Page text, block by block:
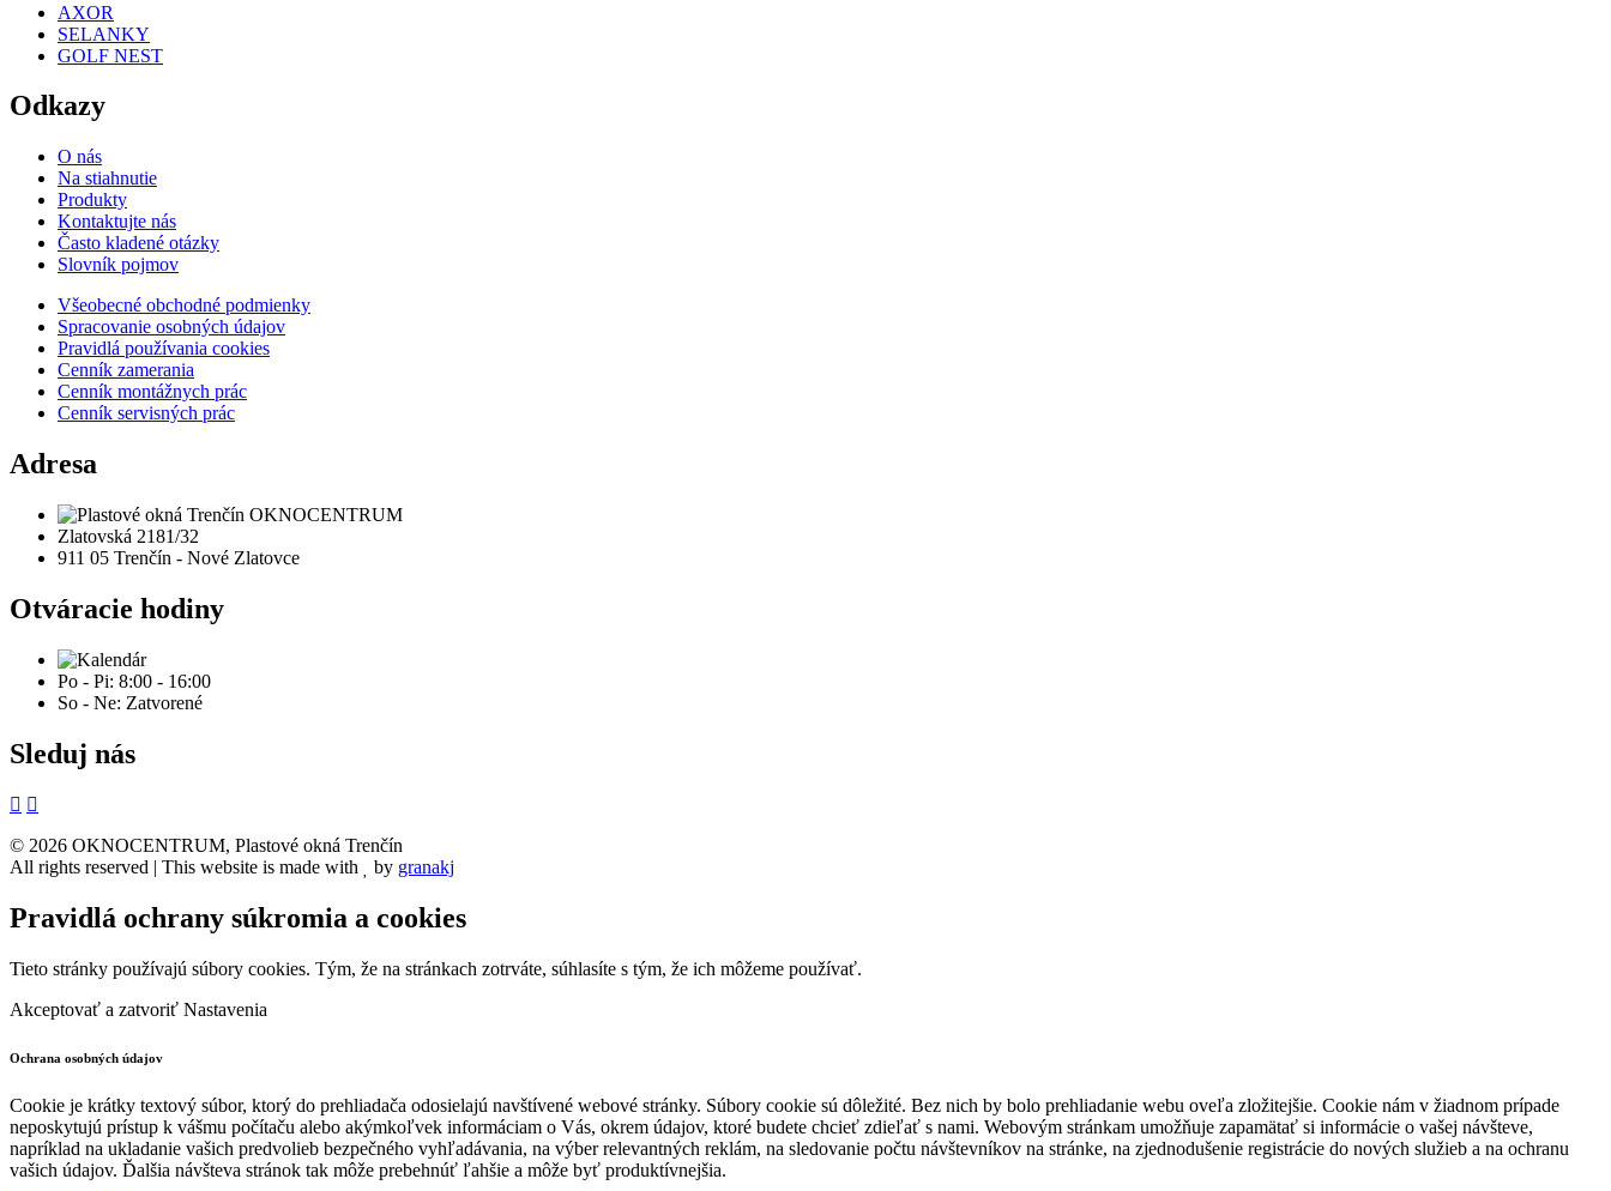
AXOR
SELANKY
GOLF NEST
Odkazy
O nás
Na stiahnutie
Produkty
Kontaktujte nás
Často kladené otázky
Slovník pojmov
Všeobecné obchodné podmienky
Spracovanie osobných údajov
Pravidlá používania cookies
Cenník zamerania
Cenník montážnych prác
Cenník servisných prác
Adresa
Zlatovská 2181/32
911 05 Trenčín - Nové Zlatovce
Otváracie hodiny
Po - Pi: 8:00 - 16:00
So - Ne: Zatvorené
Sleduj nás
© 2026 OKNOCENTRUM, Plastové okná Trenčín
All rights reserved | This website is made with
by granakj
Pravidlá ochrany súkromia a cookies
Tieto stránky používajú súbory cookies. Tým, že na stránkach zotrváte, súhlasíte s tým, že ich môžeme používať.
Akceptovať a zatvoriť Nastavenia
Ochrana osobných údajov
Cookie je krátky textový súbor, ktorý do prehliadača odosielajú navštívené webové stránky. Súbory cookie sú dôležité. Bez nich by bolo prehliadanie webu oveľa zložitejšie. Cookie nám v žiadnom prípade
neposkytujú prístup k vášmu počítaču alebo akýmkoľvek informáciam o Vás, okrem údajov, ktoré budete chcieť zdieľať s nami. Webovým stránkam umožňuje zapamätať si informácie o vašej návšteve,
napríklad na ukladanie vašich predvolieb bezpečného vyhľadávania, na výber relevantných reklám, na sledovanie počtu návštevníkov na stránke, na zjednodušenie registrácie do nových služieb a na ochranu
vašich údajov. Ďalšia návšteva stránok tak môže prebehnúť ľahšie a môže byť produktívnejšia.